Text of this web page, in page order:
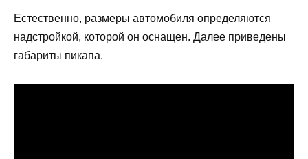
Естественно, размеры автомобиля определяются
надстройкой, которой он оснащен. Далее приведены
габариты пикапа.